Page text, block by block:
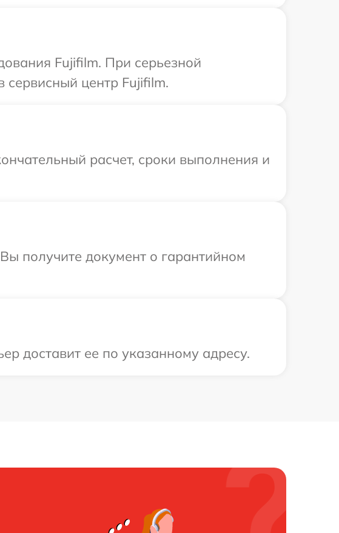
Fujifilm. При серьезной
сервисный центр Fujifilm.
расчет, сроки выполнения и
получите документ о гарантийном
доставит ее по указанному адресу.